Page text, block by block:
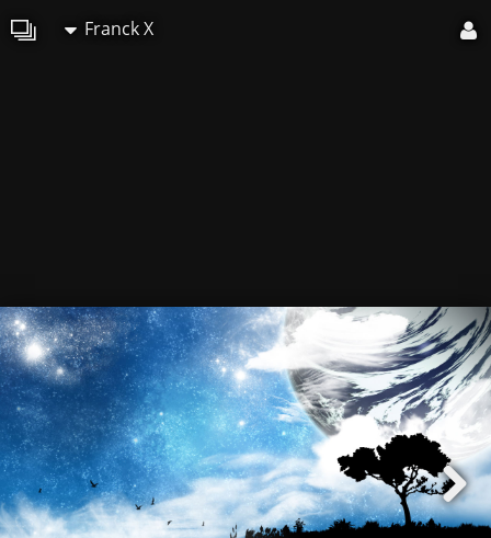
Franck X